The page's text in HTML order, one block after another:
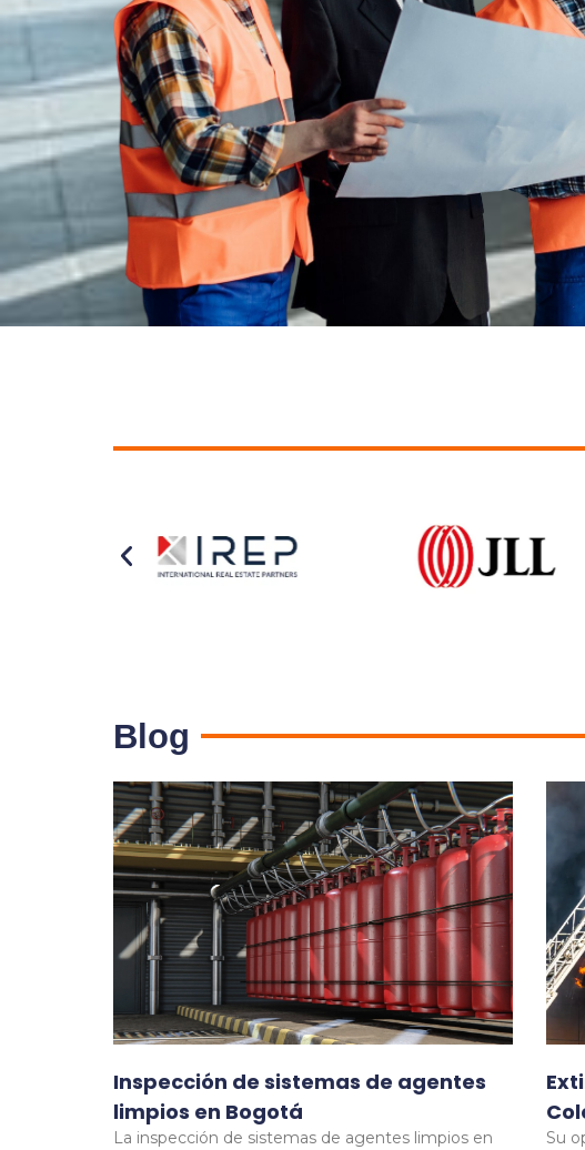
BMONTE ELECTRONICS S.A.S.
compromiso, seriedad y
brindando confianza y valor
a nuestros proyectos.
WEWORK COLOMBIA S.A.S
Su equipo ha
nuestros
ONES
Blog
Inspección de sistemas de agentes
limpios en Bogotá
La inspección de sistemas de agentes limpios en
Su